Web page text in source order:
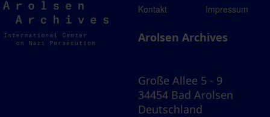
Arolsen
Archives
Kontakt Impressum
Arolsen Archives
Große Allee 5 - 9
34454 Bad Arolsen
Deutschland